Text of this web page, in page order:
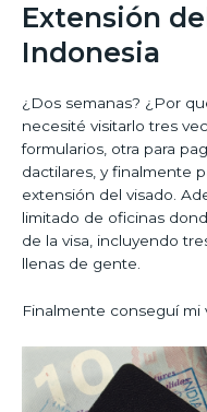
Extensión
Indonesia
¿Dos semanas? ¿Por
necesité visitarlo tres
formularios, otra para
dactilares, y finalmente
extensión del visado.
limitado de oficinas
de la visa, incluyendo
llenas de gente.
Finalmente conseguí mi